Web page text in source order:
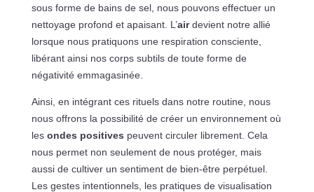
sous forme de bains de sel, nous pouvons effectuer un
nettoyage profond et apaisant. L’airdevient notre allié
lorsque nous pratiquons une respiration consciente,
libérant ainsi nos corps subtils de toute forme de
négativité emmagasinée.
Ainsi, en intégrant ces rituels dans notre routine, nous
nous offrons la possibilité de créer un environnement où
les ondes positives peuvent circuler librement. Cela
nous permet non seulement de nous protéger, mais
aussi de cultiver un sentiment de bien-être perpétuel.
Les gestes intentionnels, les pratiques de visualisation